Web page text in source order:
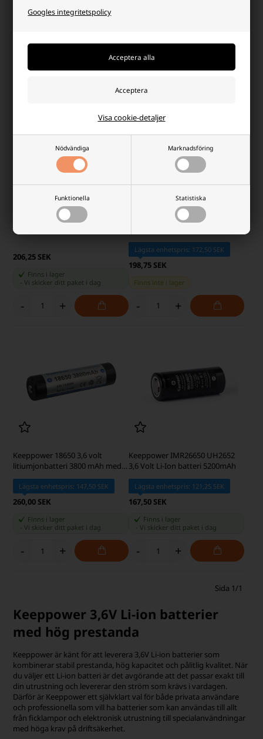
Googles integritetspolicy
Nödvändiga Marknadsföring
Funktionella Statistiska
Visa cookie-detaljer
275,00 SEK
Vi skicker ditt paketi dag
+
Finns inte i lager
- +
litiumjonbatteri 6000mAh
Lägsta enhetspris: 160,00 SEK
206,25 SEK
Finns i lager
-Vi skicker ditt paket i dag
- +
Keeppower IMR26650 UH2670
Lägsta enhetspris: 172,50 SEK
198,75 SEK
Finns inte i lager
- +
Keeppower 18650 3,6 volt
litiumjonbatteri 3800 mAh med
skyddskrets
Lägsta enhetspris: 147,50 SEK
260,00 SEK
Finns i lager
-Vi skicker ditt paket i dag
- +
Keeppower IMR26650 UH2652
3,6 Volt Li-Ion batteri 5200mAh
Lägsta enhetspris: 121,25 SEK
167,50 SEK
Finns i lager
Vi skicker ditt paket i dag
- +
Sida 1/1
Keeppower 3,6V Li-ion batterier
med hög prestanda
Keeppower är känt för att leverera 3,6V Li-ion batterier som
kombinerar stabil prestanda, hög kapacitet och pålitlig kvalitet. När
du väljer ett Li-ion batteri är det avgörande att det passar exakt till
din utrustning och levererar den ström som krävs i vardagen.
Därför är Keeppower ett självklart val för både privata användare
och professionella som vill ha batterier som kan användas till allt
från ficklampor och elektronisk utrustning till specialanvändningar
med höga krav på driftsäkerhet.